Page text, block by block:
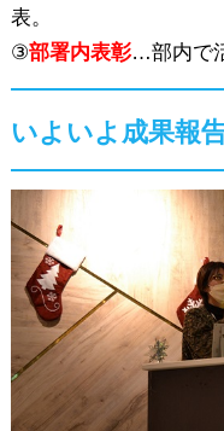
表。
③部署内表彰…部内で
いよいよ成果報